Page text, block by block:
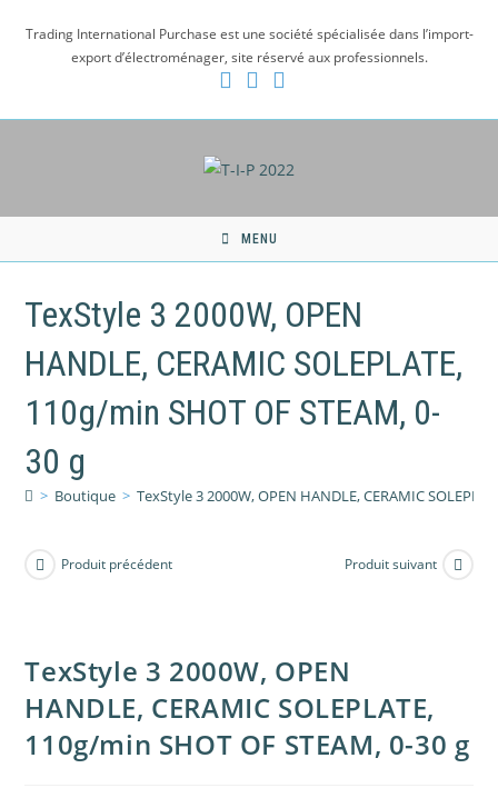
Trading International Purchase est une société spécialisée dans l’import-
export d’électroménager, site réservé aux professionnels.
MENU
TexStyle 3 2000W, OPEN
HANDLE, CERAMIC SOLEPLATE,
110g/min SHOT OF STEAM, 0-
30 g
> Boutique > TexStyle 3 2000W, OPEN HANDLE, CERAMIC
Produit précédent Produit suivant
TexStyle 3 2000W, OPEN
HANDLE, CERAMIC SOLEPLATE,
110g/min SHOT OF STEAM, 0-30 g